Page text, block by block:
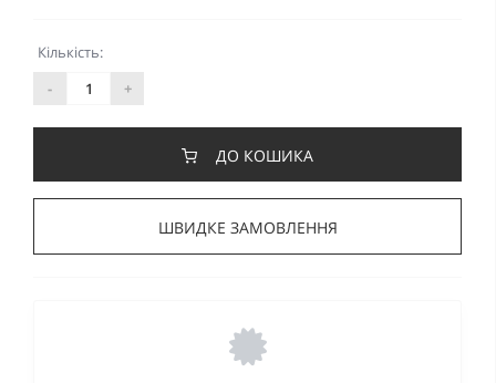
Кількість:
-
+
ДО КОШИКА
ШВИДКЕ ЗАМОВЛЕННЯ